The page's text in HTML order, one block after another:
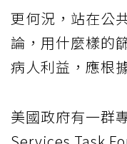
更何況，站在公
論，用什麼樣的
病人利益，應根
美國政府有一群